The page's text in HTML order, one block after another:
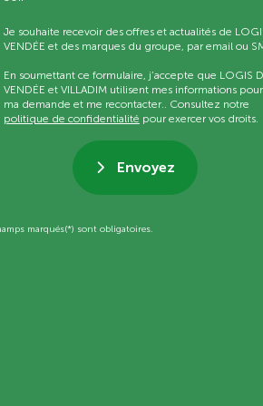
Je souhaite recevoir des offres et actualités de
VENDÉE et des marques du groupe, par email ou
En soumettant ce formulaire, j’accepte que LOGIS
VENDÉE et VILLADIM utilisent mes informations
ma demande et me recontacter.. Consultez notre
politique de confidentialité pour exercer vos droits.
Envoyez
marqués(*) sont obligatoires.